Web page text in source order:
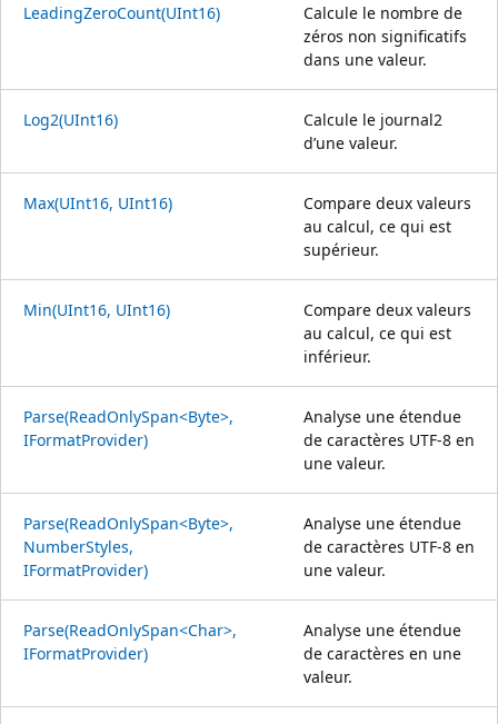
LeadingZeroCount(UInt16)
Calcule le nombre de
zéros non significatifs
dans une valeur.
Log2(UInt16)
Calcule le journal2
d’une valeur.
Max(UInt16, UInt16)
Compare deux valeurs
au calcul, ce qui est
supérieur.
Min(UInt16, UInt16)
Compare deux valeurs
au calcul, ce qui est
inférieur.
Parse(ReadOnlySpan<Byte>,
IFormatProvider)
Analyse une étendue
de caractères UTF-8 en
une valeur.
Parse(ReadOnlySpan<Byte>,
NumberStyles,
IFormatProvider)
Analyse une étendue
de caractères UTF-8 en
une valeur.
Parse(ReadOnlySpan<Char>,
IFormatProvider)
Analyse une étendue
de caractères en une
valeur.